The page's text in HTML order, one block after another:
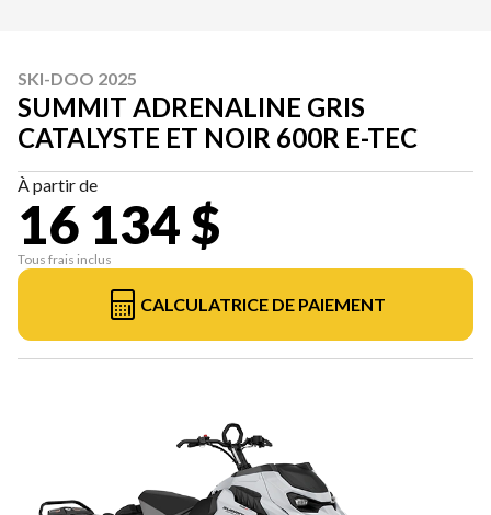
SKI-DOO 2025
SUMMIT ADRENALINE GRIS
CATALYSTE ET NOIR 600R E-TEC
À partir de
16 134 $
Tous frais inclus
CALCULATRICE DE PAIEMENT